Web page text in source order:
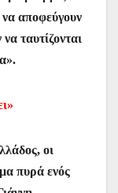
να αποφεύγουν
ταυτίζονται
οι
πυρά ενός